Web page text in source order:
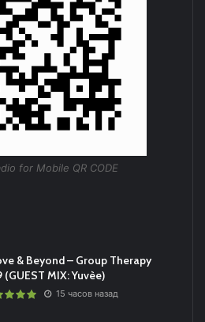
for Mobile QR CODE
& Beyond – Group Therapy
(GUEST MIX: Yuvèe)
15 часов назад